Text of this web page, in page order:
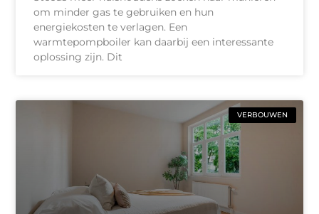
om minder gas te gebruiken en hun
energiekosten te verlagen. Een
warmtepompboiler kan daarbij een interessante
oplossing zijn. Dit
VERBOUWEN